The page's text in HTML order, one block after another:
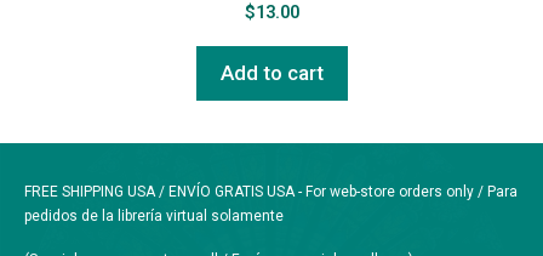
$13.00
Add to cart
FREE SHIPPING USA / ENVÍO GRATIS USA - For web-store orders only / Para
pedidos de la librería virtual solamente